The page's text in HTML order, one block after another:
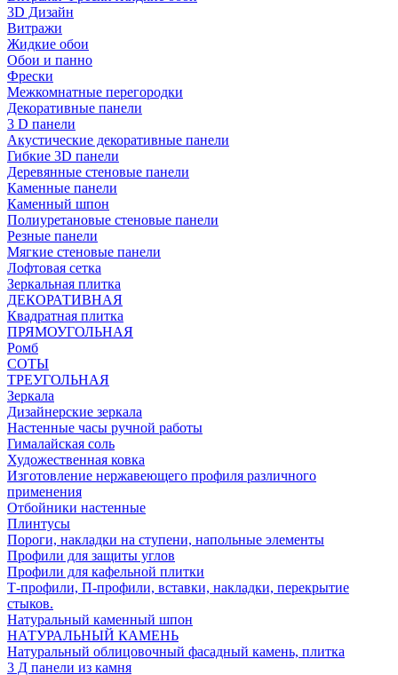
3D Дизайн
Витражи
Жидкие обои
Обои и панно
Фрески
Межкомнатные перегородки
Декоративные панели
3 D панели
Акустические декоративные панели
Гибкие 3D панели
Деревянные стеновые панели
Каменные панели
Каменный шпон
Полиуретановые стеновые панели
Резные панели
Мягкие стеновые панели
Лофтовая сетка
Зеркальная плитка
ДЕКОРАТИВНАЯ
Квадратная плитка
ПРЯМОУГОЛЬНАЯ
Ромб
СОТЫ
ТРЕУГОЛЬНАЯ
Зеркала
Дизайнерские зеркала
Настенные часы ручной работы
Гималайская соль
Художественная ковка
Изготовление нержавеющего профиля различного
применения
Отбойники настенные
Плинтусы
Пороги, накладки на ступени, напольные элементы
Профили для защиты углов
Профили для кафельной плитки
Т-профили, П-профили, вставки, накладки, перекрытие
стыков.
Натуральный каменный шпон
НАТУРАЛЬНЫЙ КАМЕНЬ
Натуральный облицовочный фасадный камень, плитка
3 Д панели из камня